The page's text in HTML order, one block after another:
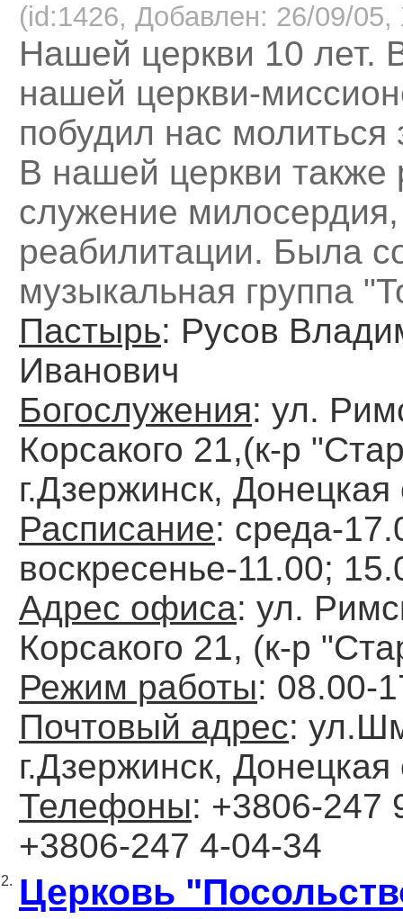
(id:1426, Добавлен: 26/09/05,
Нашей церкви 10 лет.
нашей церкви-
побудил нас молиться
В нашей церкви также
служение милосердия,
реабилитации. Была
музыкальная группа
Пастырь: Русов
Иванович
Богослужения: ул.
Корсакого 21,(к-р
г.Дзержинск, Донецкая
Расписание: среда-
воскресенье-11.00;
Адрес офиса: ул.
Корсакого 21, (к-р
Режим работы: 08.00-
Почтовый адрес:
г.Дзержинск,
Телефоны: +3806-247
+3806-247 4-04-34
2. Церковь